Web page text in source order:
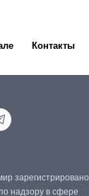
Контакты
зарегистрировано
надзору в сфере